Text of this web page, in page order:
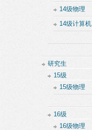
14级物理
14级计算机
研究生
15级
15级物理
16级
16级物理